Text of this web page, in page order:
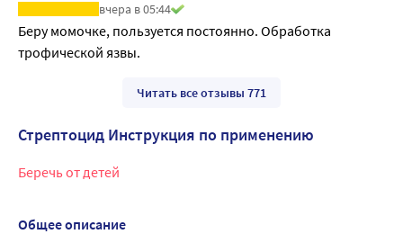
вчера в 05:44
Беру момочке, пользуется постоянно. Обработка
трофической язвы.
Читать все отзывы 771
Стрептоцид Инструкция по применению
Беречь от детей
Общее описание